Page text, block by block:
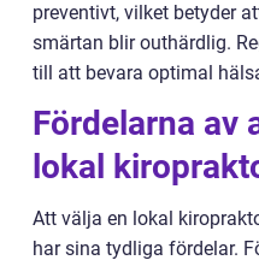
preventivt, vilket betyder
smärtan blir outhärdlig.
till att bevara optimal
Fördelarna av
lokal
Att välja en lokal
har sina tydliga fördelar.